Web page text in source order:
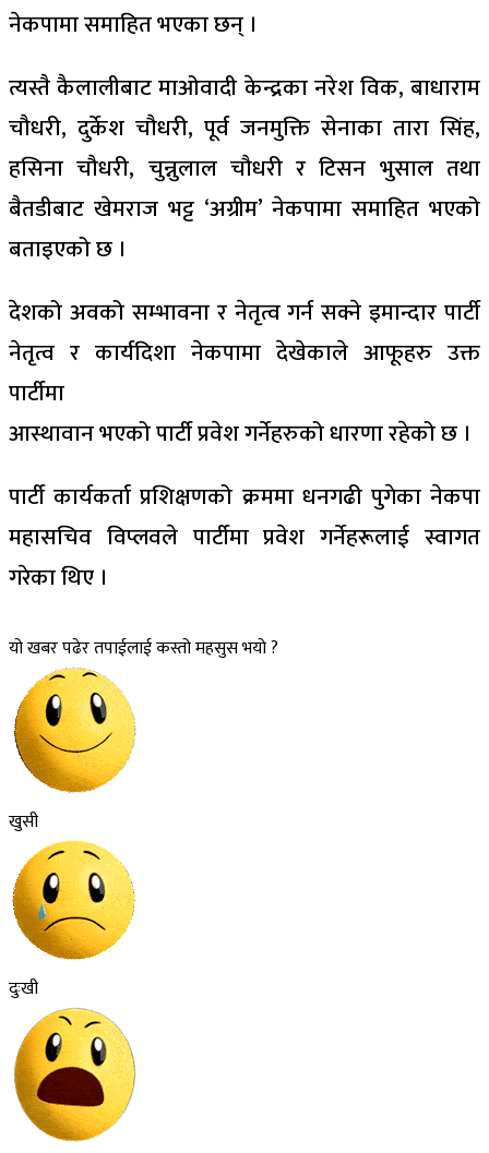
नेकपामा समाहित भएका छन् ।
त्यस्तै कैलालीबाट माओवादी केन्द्रका नरेश विक, बाधाराम
चौधरी, दुर्केश चौधरी, पूर्व जनमुक्ति सेनाका तारा सिंह,
हसिना चौधरी, चुन्नुलाल चौधरी र टिसन भुसाल तथा
बैतडीबाट खेमराज भट्ट ‘अग्रीम’ नेकपामा समाहित भएको
बताइएको छ ।
देशको अवको सम्भावना र नेतृत्व गर्न सक्ने इमान्दार पार्टी
नेतृत्व र कार्यदिशा नेकपामा देखेकाले आफूहरु उक्त
पार्टीमा
आस्थावान भएको पार्टी प्रवेश गर्नेहरुको धारणा रहेको छ ।
पार्टी कार्यकर्ता प्रशिक्षणको क्रममा धनगढी पुगेका नेकपा
महासचिव विप्लवले पार्टीमा प्रवेश गर्नेहरूलाई स्वागत
गरेका थिए ।
यो खबर पढेर तपाईलाई कस्तो महसुस भयो ?
खुसी
दुःखी